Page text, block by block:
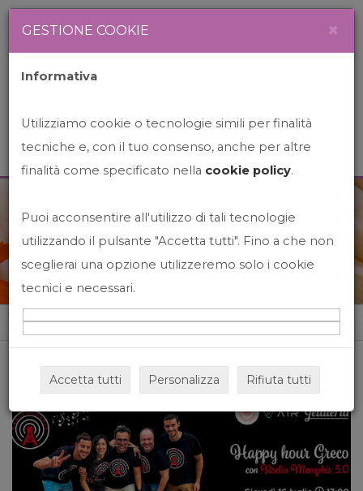
News&Events
Home News&events
GESTIONE COOKIE ×
Informativa
Utilizziamo cookie o tecnologie simili per finalità
tecniche e, con il tuo consenso, anche per altre
finalità come specificato nella cookie policy.
Puoi acconsentire all'utilizzo di tali tecnologie
utilizzando il pulsante "Accetta tutti". Fino a che non
sceglierai una opzione utilizzeremo solo i cookie
tecnici e necessari.
Accetta tutti Personalizza Rifiuta tutti